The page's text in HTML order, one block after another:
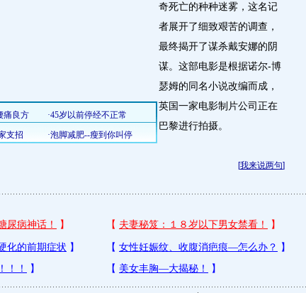
奇死亡的种种迷雾，这名记
者展开了细致艰苦的调查，
最终揭开了谋杀戴安娜的阴
谋。这部电影是根据诺尔-博
瑟姆的同名小说改编而成，
英国一家电影制片公司正在
巴黎进行拍摄。
[我来说两句]